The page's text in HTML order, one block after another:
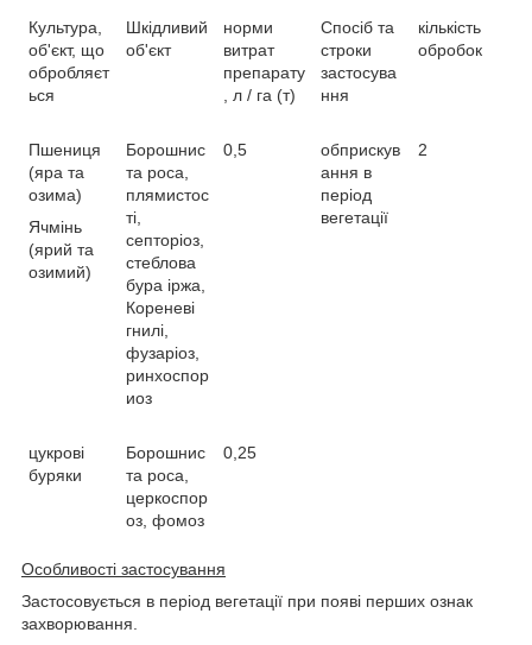
Культура,
об'єкт, що
обробляєт
ься
Шкідливий
об'єкт
норми
витрат
препарату
, л / га (т)
Спосіб та
строки
застосува
ння
кількість
обробок
Пшениця
(яра та
озима)
Ячмінь
(ярий та
озимий)
Борошнис
та роса,
плямистос
ті,
септоріоз,
стеблова
бура іржа,
Кореневі
гнилі,
фузаріоз,
ринхоспор
иоз
0,5
обприскув
ання в
період
вегетації
2
цукрові
буряки
Борошнис
та роса,
церкоспор
оз, фомоз
0,25
Особливості застосування
Застосовується в період вегетації при появі перших ознак
захворювання.